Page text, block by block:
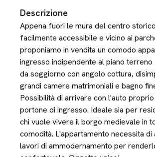
Descrizione
Appena fuori le mura del centro
facilmente accessibile e vicino ai
proponiamo in vendita un comodo
ingresso indipendente al piano
da soggiorno con angolo cottura,
grandi camere matrimoniali e bagno
Possibilità di arrivare con l'auto
portone di ingresso. Ideale sia per
chi vuole vivere il borgo medievale in
comodità. L'appartamento necessita di
lavori di ammodernamento per